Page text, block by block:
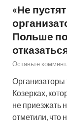
«Не
Польше
Оставьте
Организаторы
Козерках,
не приезжать
отметили, что